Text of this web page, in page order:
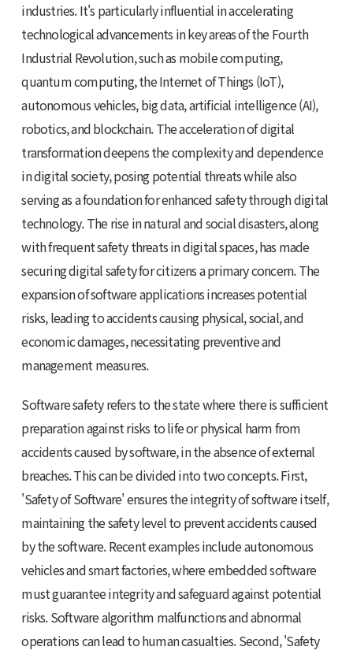
industries. It's particularly influential in accelerating
technological advancements in key areas of the Fourth
Industrial Revolution, such as mobile computing,
quantum computing, the Internet of Things (IoT),
autonomous vehicles, big data, artificial intelligence (AI),
robotics, and blockchain. The acceleration of digital
transformation deepens the complexity and dependence
in digital society, posing potential threats while also
serving as a foundation for enhanced safety through digital
technology. The rise in natural and social disasters, along
with frequent safety threats in digital spaces, has made
securing digital safety for citizens a primary concern. The
expansion of software applications increases potential
risks, leading to accidents causing physical, social, and
economic damages, necessitating preventive and
management measures.
Software safety refers to the state where there is sufficient
preparation against risks to life or physical harm from
accidents caused by software, in the absence of external
breaches. This can be divided into two concepts. First,
'Safety of Software' ensures the integrity of software itself,
maintaining the safety level to prevent accidents caused
by the software. Recent examples include autonomous
vehicles and smart factories, where embedded software
must guarantee integrity and safeguard against potential
risks. Software algorithm malfunctions and abnormal
operations can lead to human casualties. Second, 'Safety